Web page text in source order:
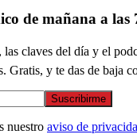
de mañana a las
las claves del día y el
Gratis, y te das de baja
Suscribirme
nuestro aviso de